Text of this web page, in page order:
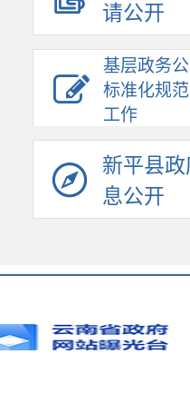
请公开
基层政务
标准化规
工作
新平县
息公开